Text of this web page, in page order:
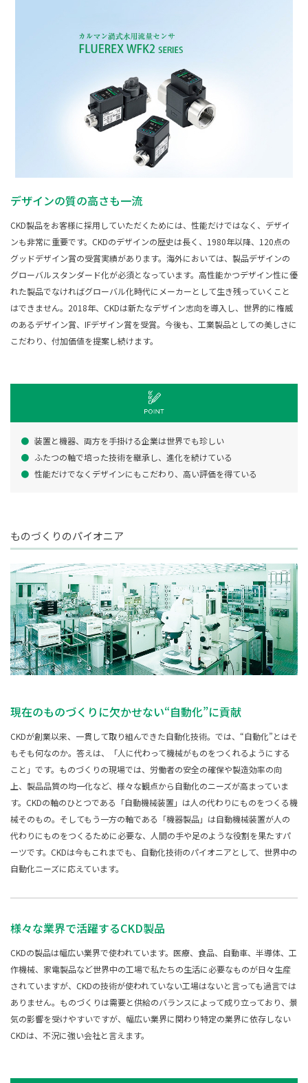
デザインの質の高さも一流
CKD製品をお客様に採用していただくためには、性能だけではなく、デザイ
ンも非常に重要です。CKDのデザインの歴史は長く、1980年以降、120点の
グッドデザイン賞の受賞実績があります。海外においては、製品デザインの
グローバルスタンダード化が必須となっています。高性能かつデザイン性に優
れた製品でなければグローバル化時代にメーカーとして生き残っていくこと
はできません。2018年、CKDは新たなデザイン志向を導入し、世界的に権威
のあるデザイン賞、IFデザイン賞を受賞。今後も、工業製品としての美しさに
こだわり、付加価値を提案し続けます。
装置と機器、両方を手掛ける企業は世界でも珍しい
ふたつの軸で培った技術を継承し、進化を続けている
性能だけでなくデザインにもこだわり、高い評価を得ている
ものづくりのパイオニア
現在のものづくりに欠かせない“自動化”に貢献
CKDが創業以来、一貫して取り組んできた自動化技術。では、“自動化”とはそ
もそも何なのか。答えは、「人に代わって機械がものをつくれるようにする
こと」です。ものづくりの現場では、労働者の安全の確保や製造効率の向
上、製品品質の均一化など、様々な観点から自動化のニーズが高まっていま
す。CKDの軸のひとつである「自動機械装置」は人の代わりにものをつくる機
械そのもの。そしてもう一方の軸である「機器製品」は自動機械装置が人の
代わりにものをつくるために必要な、人間の手や足のような役割を果たすパ
ーツです。CKDは今もこれまでも、自動化技術のパイオニアとして、世界中の
自動化ニーズに応えています。
様々な業界で活躍するCKD製品
CKDの製品は幅広い業界で使われています。医療、食品、自動車、半導体、工
作機械、家電製品など世界中の工場で私たちの生活に必要なものが日々生産
されていますが、CKDの技術が使われていない工場はないと言っても過言では
ありません。ものづくりは需要と供給のバランスによって成り立っており、景
気の影響を受けやすいですが、幅広い業界に関わり特定の業界に依存しない
CKDは、不況に強い会社と言えます。